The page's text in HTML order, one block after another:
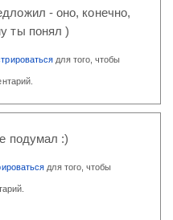
- оно, конечно,
ты понял )
для того, чтобы
подумал :)
для того, чтобы